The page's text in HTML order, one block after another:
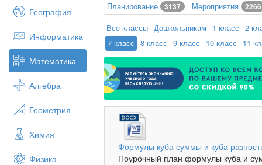
География
Информатика
Математика
Алгебра
Геометрия
Химия
Физика
Планирование 3137 Мероприятия 2266
Все классы Дошкольникам 1 класс 2
7 класс 8 класс 9 класс 10 класс 11
Формулы куба суммы и куба
Поурочный план формулы куба и